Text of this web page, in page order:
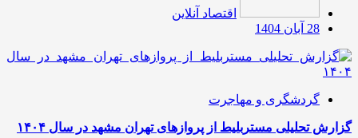
اقتصاد آنلاین
28 آبان 1404
گردشگری و مهاجرت
گزارش تحلیلی مستربلیط از پروازهای تهران مشهد در سال ۱۴۰۴